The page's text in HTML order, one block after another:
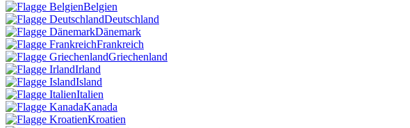
Belgien
Deutschland
Dänemark
Frankreich
Griechenland
Irland
Island
Italien
Kanada
Kroatien